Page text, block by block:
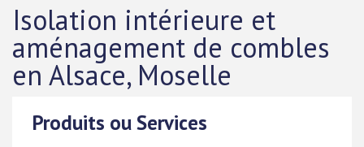
Isolation intérieure et
aménagement de combles
en Alsace, Moselle
Produits ou Services